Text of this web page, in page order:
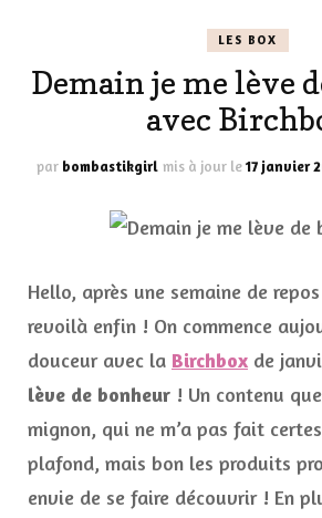
LES BOX
Demain je me lève
avec
par bombastikgirl mis à jour le17 janvier
Hello, après une semaine de
revoilà enfin ! On commence
douceur avec la Birchbox de
lève de bonheur ! Un contenu
mignon, qui ne m’a pas fait
plafond, mais bon les produits
envie de se faire découvrir ! En